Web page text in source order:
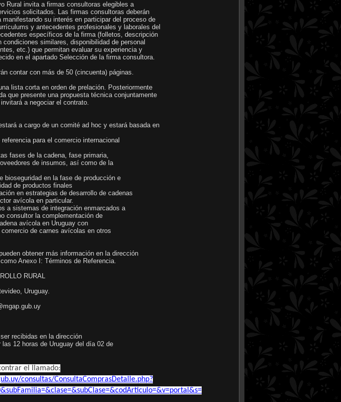
Rural invita a firmas consultoras elegibles a
solicitados. Las firmas consultoras deberán
su interés en participar del proceso de
y antecedentes profesionales y laborales del
específicos de la firma (folletos, descripción
similares, disponibilidad de personal
etc.) que permitan evaluar su experiencia y
en el apartado Selección de la firma consultora.
contar con más de 50 (cincuenta) páginas.
lista corta en orden de prelación. Posteriormente
que presente una propuesta técnica conjuntamente
a negociar el contrato.
a cargo de un comité ad hoc y estará basada en
para el comercio internacional
fases de la cadena, fase primaria,
de insumos, así como de la
bioseguridad en la fase de producción e
de productos finales
en estrategias de desarrollo de cadenas
avícola en particular.
a sistemas de integración enmarcados a
consultor la complementación de
avícola en Uruguay con
de carnes avícolas en otros
obtener más información en la dirección
Anexo I: Términos de Referencia.
RURAL
Uruguay.
recibidas en la dirección
12 horas de Uruguay del día 02 de
el llamado:
consultas/ConsultaComprasDetalle.php?